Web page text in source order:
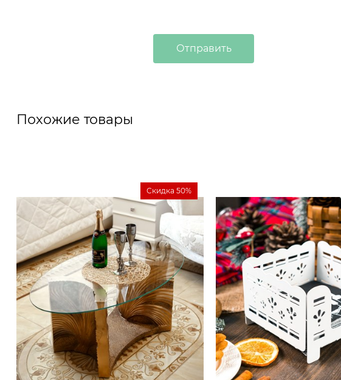
Похожие товары
Скидка 50%